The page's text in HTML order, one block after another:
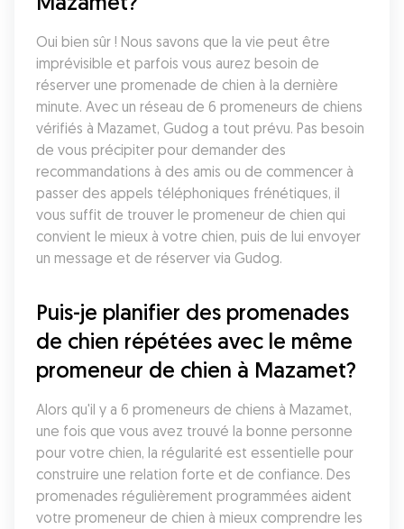
Oui bien sûr ! Nous savons que la vie peut être
imprévisible et parfois vous aurez besoin de
réserver une promenade de chien à la dernière
minute. Avec un réseau de 6 promeneurs de chiens
vérifiés à Mazamet, Gudog a tout prévu. Pas besoin
de vous précipiter pour demander des
recommandations à des amis ou de commencer à
passer des appels téléphoniques frénétiques, il
vous suffit de trouver le promeneur de chien qui
convient le mieux à votre chien, puis de lui envoyer
un message et de réserver via Gudog.
Puis-je planifier des promenades
de chien répétées avec le même
promeneur de chien à Mazamet?
Alors qu'il y a 6 promeneurs de chiens à Mazamet,
une fois que vous avez trouvé la bonne personne
pour votre chien, la régularité est essentielle pour
construire une relation forte et de confiance. Des
promenades régulièrement programmées aident
votre promeneur de chien à mieux comprendre les